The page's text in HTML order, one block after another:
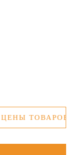
ТОВАРОВ